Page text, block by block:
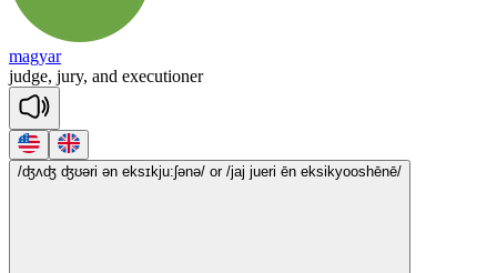
magyar
judge, jury, and executioner
/ʤʌʤ ʤʊəri ən eksɪkju:ʃənə/ or /jaj jueri ēn eksikyooshēnē/